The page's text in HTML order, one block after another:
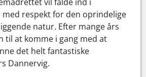
respekt for den oprindelige
natur. Efter mange års
til at komme i gang med at
det helt fantastiske
Dannervig.